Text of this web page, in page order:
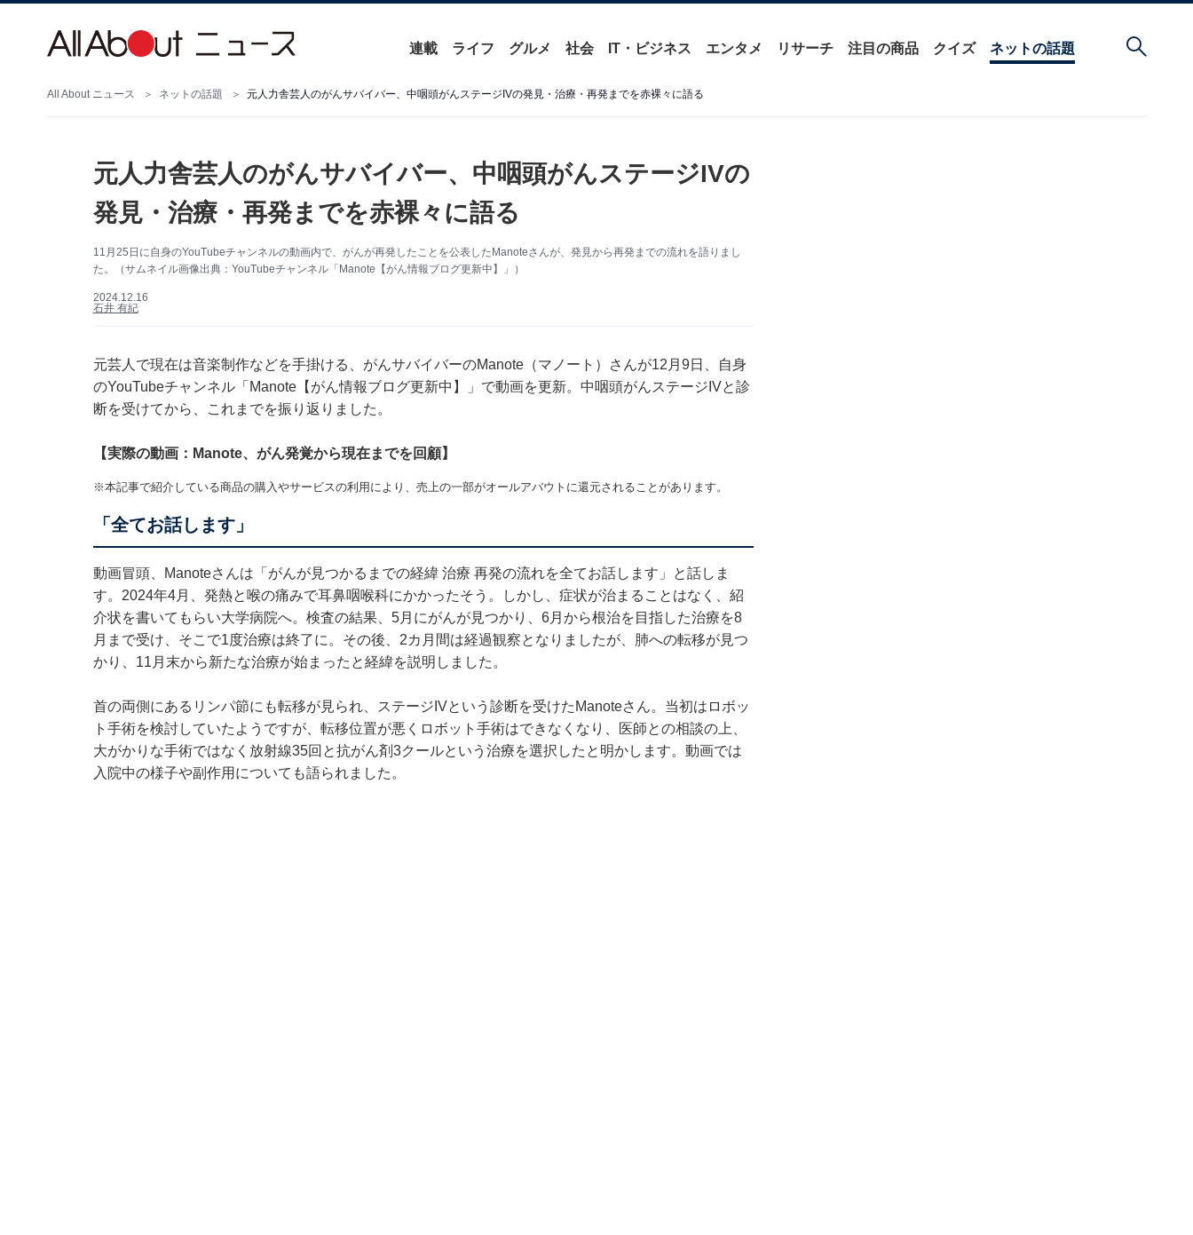
連載 ライフ グルメ 社会 IT・ビジネス エンタメ リサーチ 注目の商品 クイズ ネットの話題
All About ニュース ネットの話題 元人力舎芸人のがんサバイバー、中咽頭がんステージIVの発見・治療・再発までを赤裸々に語る
元人力舎芸人のがんサバイバー、中咽頭がんステージIVの
発見・治療・再発までを赤裸々に語る
11月25日に自身のYouTubeチャンネルの動画内で、がんが再発したことを公表したManoteさんが、発見から再発までの流れを語りまし
た。（サムネイル画像出典：YouTubeチャンネル「Manote【がん情報ブログ更新中】」）
2024.12.16
石井 有紀
元芸人で現在は音楽制作などを手掛ける、がんサバイバーのManote（マノート）さんが12月9日、自身
のYouTubeチャンネル「Manote【がん情報ブログ更新中】」で動画を更新。中咽頭がんステージIVと診
断を受けてから、これまでを振り返りました。
【実際の動画：Manote、がん発覚から現在までを回顧】
※本記事で紹介している商品の購入やサービスの利用により、売上の一部がオールアバウトに還元されることがあります。
「全てお話します」
動画冒頭、Manoteさんは「がんが見つかるまでの経緯 治療 再発の流れを全てお話します」と話しま
す。2024年4月、発熱と喉の痛みで耳鼻咽喉科にかかったそう。しかし、症状が治まることはなく、紹
介状を書いてもらい大学病院へ。検査の結果、5月にがんが見つかり、6月から根治を目指した治療を8
月まで受け、そこで1度治療は終了に。その後、2カ月間は経過観察となりましたが、肺への転移が見つ
かり、11月末から新たな治療が始まったと経緯を説明しました。
首の両側にあるリンパ節にも転移が見られ、ステージIVという診断を受けたManoteさん。当初はロボッ
ト手術を検討していたようですが、転移位置が悪くロボット手術はできなくなり、医師との相談の上、
大がかりな手術ではなく放射線35回と抗がん剤3クールという治療を選択したと明かします。動画では
入院中の様子や副作用についても語られました。